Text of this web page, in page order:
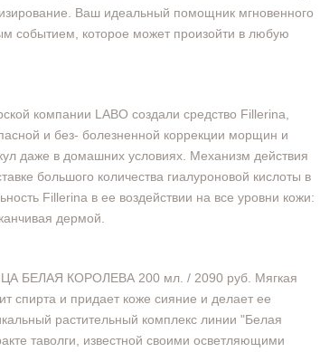
Ваш идеальный помощник мгновенного
событием, которое может произойти в любую
компании LABO создали средство Fillerina,
и без- болезненной коррекции морщин и
даже в домашних условиях. Механизм действия
большого количества гиалуроновой кислоты в
Fillerina в ее воздействии на все уровни кожи:
дермой.
КОРОЛЕВА 200 мл. / 2090 руб. Мягкая
спирта и придает коже сияние и делает ее
растительный комплекс линии "Белая
таволги, известной своими осветляющими